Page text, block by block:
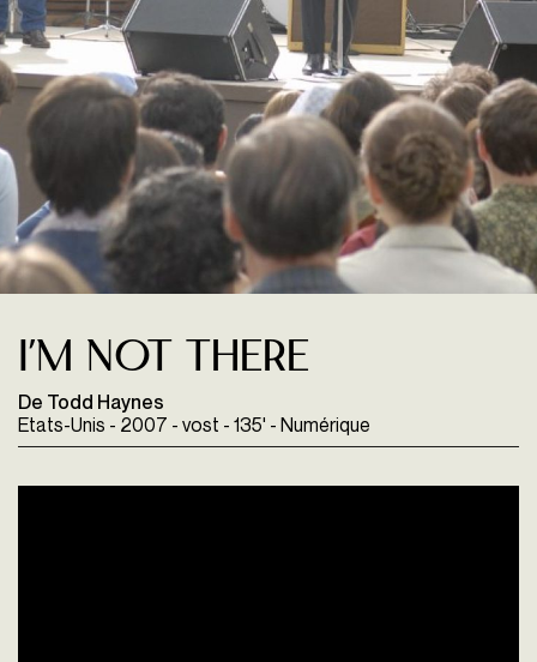
I’m Not There
De Todd Haynes
Etats-Unis - 2007 - vost - 135' - Numérique